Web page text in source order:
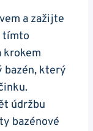
a zažijte
tímto
krokem
bazén, který
údržbu
bazénové